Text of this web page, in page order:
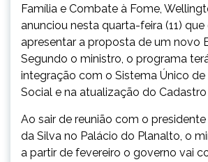
Família e Combate à Fome,
anunciou nesta quarta-feira (11)
apresentar a proposta de um novo
Segundo o ministro, o programa
integração com o Sistema Único de
Social e na atualização do Cadastro
Ao sair de reunião com o
da Silva no Palácio do Planalto, o
a partir de fevereiro o governo vai